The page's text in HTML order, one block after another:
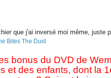
que j'ai inversé moi même, juste
Bites The Dust
bonus du DVD de
et des enfants, dont la